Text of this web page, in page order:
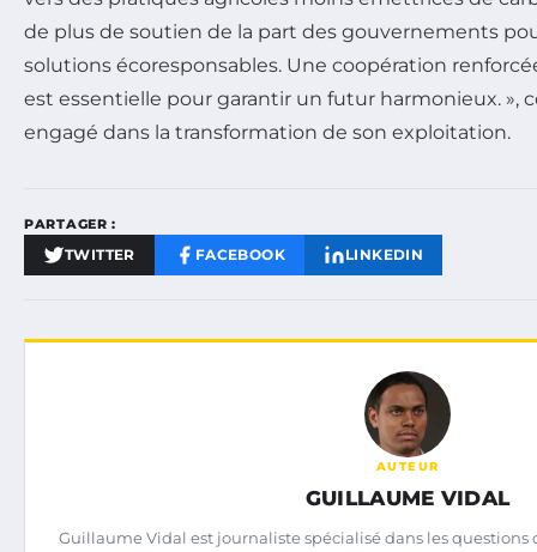
de plus de soutien de la part des gouvernements
solutions écoresponsables. Une coopération
est essentielle pour garantir un futur harmonieux. »,
engagé dans la transformation de son exploitation.
PARTAGER :
TWITTER FACEBOOK LINKEDIN
AUTEUR
GUILLAUME VIDAL
Guillaume Vidal est journaliste spécialisé dans les